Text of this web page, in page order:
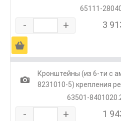
65111-
- + 3
Ä
1
Кронштейны (из 6-ти с
8231010-5) крепления
63501-
- + 1